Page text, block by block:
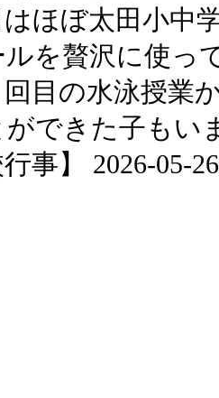
ほぼ太田小中
ルを贅沢に使っ
目の水泳授業
できた子もい
行事】 2026-05-